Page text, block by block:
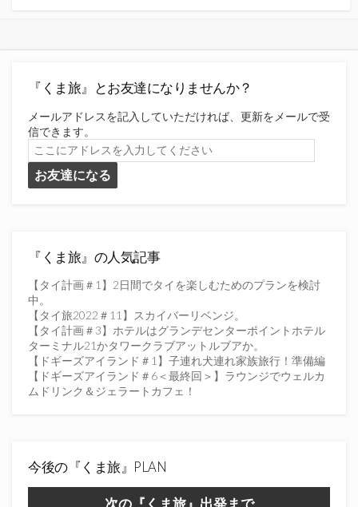
『くま旅』とお友達になりませんか？
メールアドレスを記入していただければ、更新をメールで受
信できます。
こ
こ
に
ア
を
力
し
て
く
だ
さ
い
お友達になる
『くま旅』の人気記事
【タイ計画＃1】2日間でタイを楽しむためのプランを検討
中。
【タイ旅2022＃11】スカイバーリベンジ。
【タイ計画＃3】ホテルはグランデセンターポイントホテル
ターミナル21かタワークラブアットルブアか。
【ドギーズアイランド＃1】子連れ犬連れ家族旅行！準備編
【ドギーズアイランド＃6＜最終回＞】ラウンジでウェルカ
ムドリンク＆ジェラートカフェ！
今後の『くま旅』PLAN